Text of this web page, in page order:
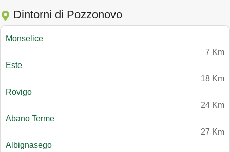
Dintorni di Pozzonovo
Monselice
7 Km
Este
18 Km
Rovigo
24 Km
Abano Terme
27 Km
Albignasego